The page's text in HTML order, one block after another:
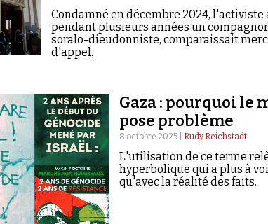
Condamné en décembre 2024,
pendant plusieurs années un
soralo-dieudonniste, comparaissait
d'appel.
Gaza : pourquoi le
pose problème
8 octobre 2025 | Rudy Reichstadt
L'utilisation de ce terme
hyperbolique qui a plus à
qu'avec la réalité des faits.